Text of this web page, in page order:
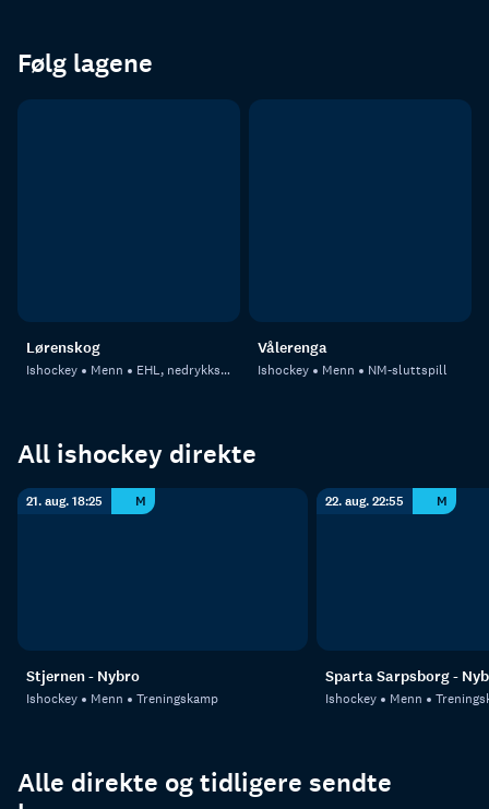
Følg lagene
Lørenskog
Ishockey Menn EHL, nedrykksfinaler
Vålerenga
Ishockey Menn NM-sluttspill
All ishockey direkte
21. aug. 18:25 M
Stjernen - Nybro
Ishockey Menn Treningskamp
22. aug. 22:55 M
Sparta Sarpsborg -
Ishockey Menn
Alle direkte og tidligere sendte